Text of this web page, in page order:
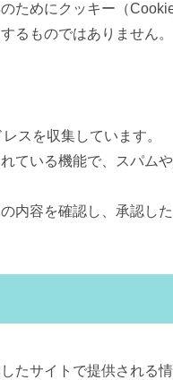
ためにクッキー（
るものではありません。
スを収集しています。
ている機能で、スパム
内容を確認し、承認し
たサイトで提供される